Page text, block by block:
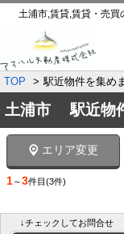
土浦市,賃貸,賃貸・売買
TOP 駅近物件を集め
土浦市 駅近物
エリア変更
1～3件目 (3件)
↓チェックしてお問合せ